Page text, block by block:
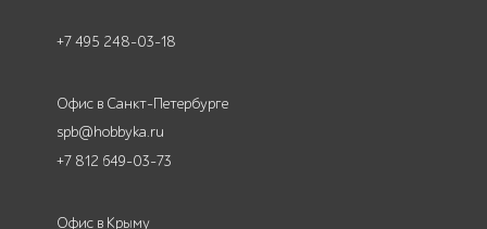
+7 495 248-03-18
Офис в Санкт-Петербурге
spb@hobbyka.ru
+7 812 649-03-73
Офис в Крыму